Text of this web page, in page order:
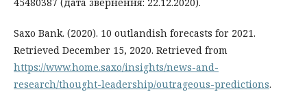
Saxo Bank. (2020). 10 outlandish forecasts for 2021.
Retrieved December 15, 2020. Retrieved from
https://www.home.saxo/insights/news-and-
research/thought-leadership/outrageous-predictions.